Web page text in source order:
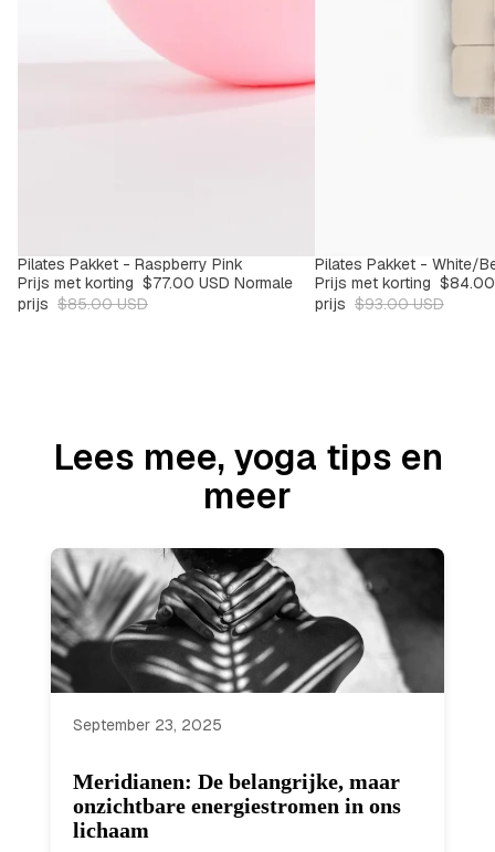
SALE
-9%
Pilates Pakket - Raspberry Pink
Prijs met korting $77.00 USD Normale
prijs $85.00 USD
SALE
-9%
Pilates Pakket - White/
Prijs met korting $84.00
prijs $93.00 USD
Lees mee, yoga tips en
meer
September 23, 2025
Meridianen: De belangrijke, maar
onzichtbare energiestromen in ons
lichaam